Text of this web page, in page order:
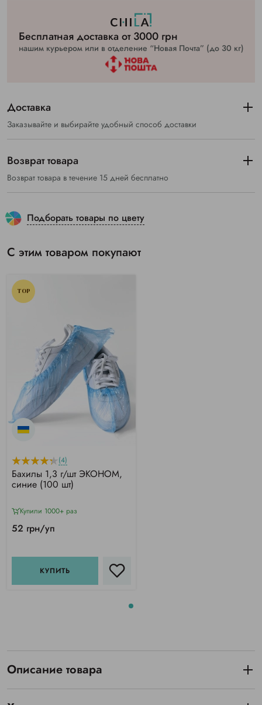
Бесплатная доставка от 3000 грн
нашим курьером или в отделение “Новая Почта” (до 30 кг)
Доставка
Заказывайте и выбирайте удобный способ доставки
Возврат товара
Возврат товара в течение 15 дней бесплатно
Подборать товары по цвету
С этим товаром покупают
TOP
(4)
Бахилы 1,3 г/шт ЭКОНОМ,
синие (100 шт)
Купили 1000+ раз
52 грн/уп
КУПИТЬ
Описание товара